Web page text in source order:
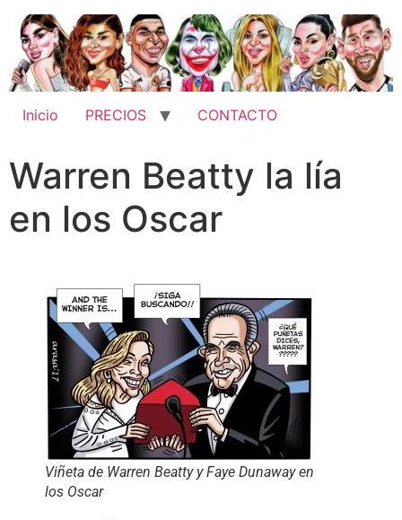
Inicio PRECIOS CONTACTO
Warren Beatty la lía
en los Oscar
Viñeta de Warren Beatty y Faye Dunaway en
los Oscar